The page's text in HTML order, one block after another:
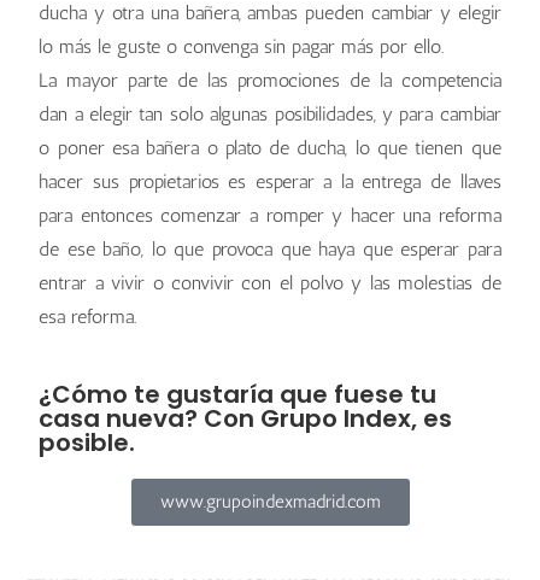
ducha y otra una bañera, ambas pueden cambiar y elegir
lo más le guste o convenga sin pagar más por ello.
La mayor parte de las promociones de la competencia
dan a elegir tan solo algunas posibilidades, y para cambiar
o poner esa bañera o plato de ducha, lo que tienen que
hacer sus propietarios es esperar a la entrega de llaves
para entonces comenzar a romper y hacer una reforma
de ese baño, lo que provoca que haya que esperar para
entrar a vivir o convivir con el polvo y las molestias de
esa reforma.
¿Cómo te gustaría que fuese tu
casa nueva? Con Grupo Index, es
posible.
www.grupoindexmadrid.com